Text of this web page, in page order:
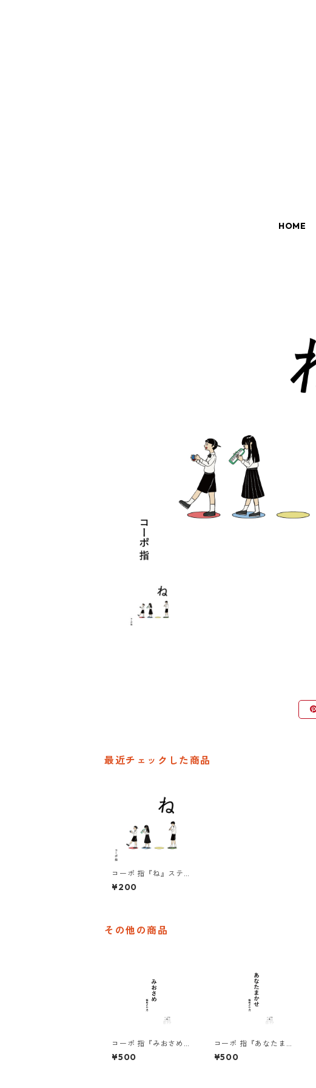
HOME
最近チェックした商品
コーポ 指『ね』ステッ
カー
¥200
その他の商品
コーポ 指『みおさめ』
上演台本
¥500
コーポ 指『あなたまか
せ』上演台本
¥500